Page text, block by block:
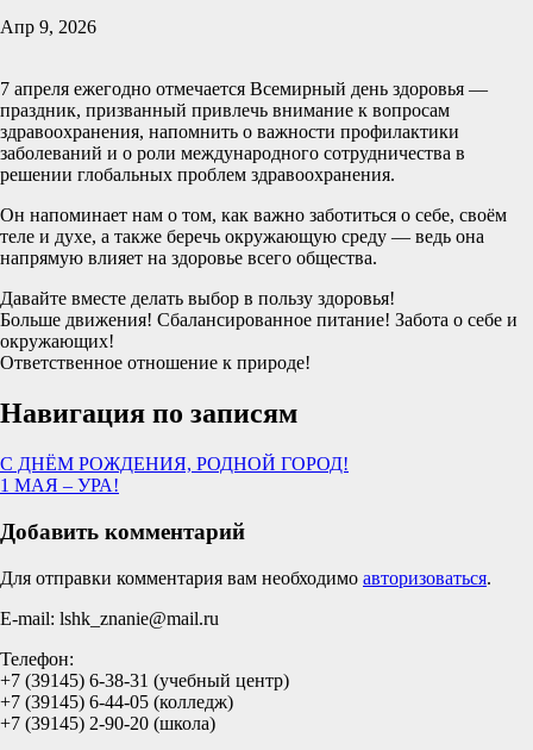
Апр 9, 2026
7 апреля ежегодно отмечается Всемирный день здоровья —
праздник, призванный привлечь внимание к вопросам
здравоохранения, напомнить о важности профилактики
заболеваний и о роли международного сотрудничества в
решении глобальных проблем здравоохранения.
Он напоминает нам о том, как важно заботиться о себе, своём
теле и духе, а также беречь окружающую среду — ведь она
напрямую влияет на здоровье всего общества.
Давайте вместе делать выбор в пользу здоровья!
Больше движения! Сбалансированное питание! Забота о себе и
окружающих!
Ответственное отношение к природе!
Навигация по записям
С ДНЁМ РОЖДЕНИЯ, РОДНОЙ ГОРОД!
1 МАЯ – УРА!
Добавить комментарий
Для отправки комментария вам необходимо авторизоваться.
E-mail: lshk_znanie@mail.ru
Телефон:
+7 (39145) 6-38-31 (учебный центр)
+7 (39145) 6-44-05 (колледж)
+7 (39145) 2-90-20 (школа)